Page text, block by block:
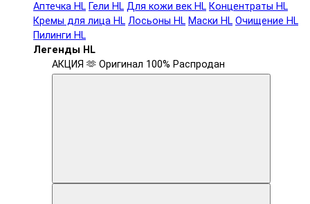
Аптечка HL Гели HL Для кожи век HL Концентраты HL
Кремы для лица HL Лосьоны HL Маски HL Очищение HL
Пилинги HL
Легенды HL
АКЦИЯ 🫶 Оригинал 100% Распродан